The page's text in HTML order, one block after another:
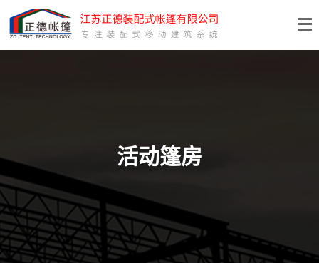
活动篷房